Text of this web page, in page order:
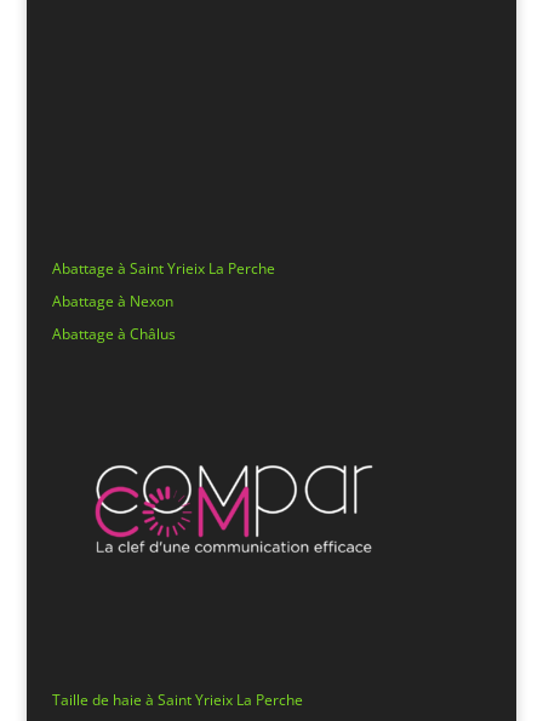
Abattage à Saint Yrieix La Perche
Abattage à Nexon
Abattage à Châlus
Taille de haie à Saint Yrieix La Perche